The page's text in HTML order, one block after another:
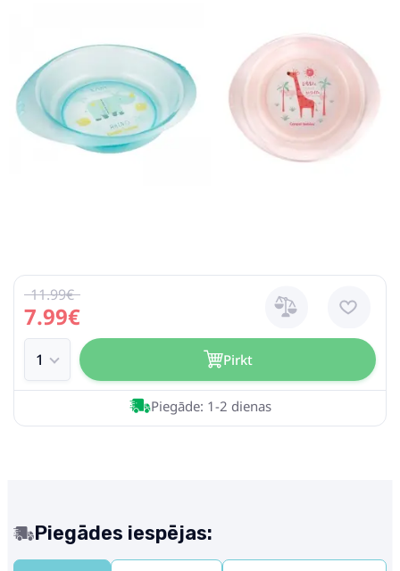
7.99€
11.99€
Pirkt
Piegāde: 1-2 dienas
Piegādes iespējas: